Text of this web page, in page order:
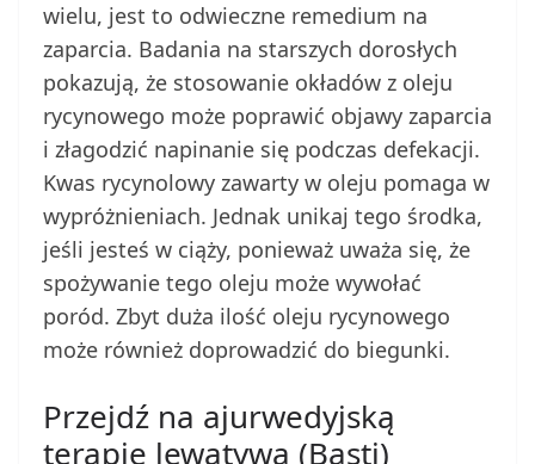
wielu, jest to odwieczne remedium na
zaparcia. Badania na starszych dorosłych
pokazują, że stosowanie okładów z oleju
rycynowego może poprawić objawy zaparcia
i złagodzić napinanie się podczas defekacji.
Kwas rycynolowy zawarty w oleju pomaga w
wypróżnieniach. Jednak unikaj tego środka,
jeśli jesteś w ciąży, ponieważ uważa się, że
spożywanie tego oleju może wywołać
poród. Zbyt duża ilość oleju rycynowego
może również doprowadzić do biegunki.
Przejdź na ajurwedyjską
terapię lewatywą (Basti)